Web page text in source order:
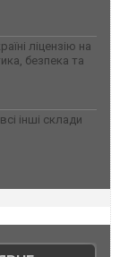
ліцензію на
безпека та
інші склади